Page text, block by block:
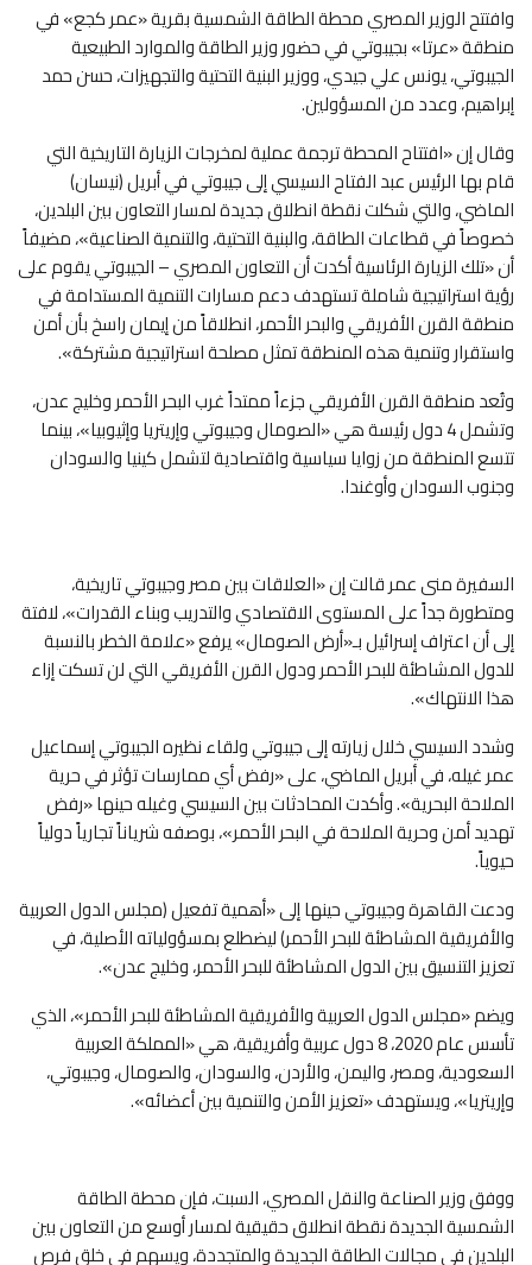
وافتتح الوزير المصري محطة الطاقة الشمسية بقرية «عمر كجع» في
منطقة «عرتا» بجيبوتي في حضور وزير الطاقة والموارد الطبيعية
الجيبوتي، يونس علي جيدي، ووزير البنية التحتية والتجهيزات، حسن حمد
إبراهيم، وعدد من المسؤولين.
وقال إن «افتتاح المحطة ترجمة عملية لمخرجات الزيارة التاريخية التي
قام بها الرئيس عبد الفتاح السيسي إلى جيبوتي في أبريل (نيسان)
الماضي، والتي شكلت نقطة انطلاق جديدة لمسار التعاون بين البلدين،
خصوصاً في قطاعات الطاقة، والبنية التحتية، والتنمية الصناعية»، مضيفاً
أن «تلك الزيارة الرئاسية أكدت أن التعاون المصري – الجيبوتي يقوم على
رؤية استراتيجية شاملة تستهدف دعم مسارات التنمية المستدامة في
منطقة القرن الأفريقي والبحر الأحمر، انطلاقاً من إيمان راسخ بأن أمن
واستقرار وتنمية هذه المنطقة تمثل مصلحة استراتيجية مشتركة».
وتُعد منطقة القرن الأفريقي جزءاً ممتداً غرب البحر الأحمر وخليج عدن،
وتشمل 4 دول رئيسة هي «الصومال وجيبوتي وإريتريا وإثيوبيا»، بينما
تتسع المنطقة من زوايا سياسية واقتصادية لتشمل كينيا والسودان
وجنوب السودان وأوغندا.
السفيرة منى عمر قالت إن «العلاقات بين مصر وجيبوتي تاريخية،
ومتطورة جداً على المستوى الاقتصادي والتدريب وبناء القدرات»، لافتة
إلى أن اعتراف إسرائيل بـ«أرض الصومال» يرفع «علامة الخطر بالنسبة
للدول المشاطئة للبحر الأحمر ودول القرن الأفريقي التي لن تسكت إزاء
هذا الانتهاك».
وشدد السيسي خلال زيارته إلى جيبوتي ولقاء نظيره الجيبوتي إسماعيل
عمر غيله، في أبريل الماضي، على «رفض أي ممارسات تؤثر في حرية
الملاحة البحرية». وأكدت المحادثات بين السيسي وغيله حينها «رفض
تهديد أمن وحرية الملاحة في البحر الأحمر»، بوصفه شرياناً تجارياً دولياً
حيوياً.
ودعت القاهرة وجيبوتي حينها إلى «أهمية تفعيل (مجلس الدول العربية
والأفريقية المشاطئة للبحر الأحمر) ليضطلع بمسؤولياته الأصلية، في
تعزيز التنسيق بين الدول المشاطئة للبحر الأحمر، وخليج عدن».
ويضم «مجلس الدول العربية والأفريقية المشاطئة للبحر الأحمر»، الذي
تأسس عام 2020، 8 دول عربية وأفريقية، هي «المملكة العربية
السعودية، ومصر، واليمن، والأردن، والسودان، والصومال، وجيبوتي،
وإريتريا»، ويستهدف «تعزيز الأمن والتنمية بين أعضائه».
ووفق وزير الصناعة والنقل المصري، السبت، فإن محطة الطاقة
الشمسية الجديدة نقطة انطلاق حقيقية لمسار أوسع من التعاون بين
البلدين في مجالات الطاقة الجديدة والمتجددة، ويسهم في خلق فرص